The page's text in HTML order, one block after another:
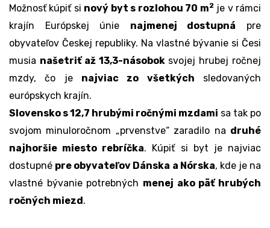
Možnosť kúpiť si nový byt s rozlohou 70 m2 je v rámci
krajín Európskej únie najmenej dostupná pre
obyvateľov Českej republiky. Na vlastné bývanie si Česi
musia našetriť až 13,3-násobok svojej hrubej ročnej
mzdy, čo je najviac zo všetkých sledovaných
európskych krajín.
Slovensko s 12,7 hrubými ročnými mzdami sa tak po
svojom minuloročnom „prvenstve“ zaradilo na druhé
najhoršie miesto rebríčka. Kúpiť si byt je najviac
dostupné pre obyvateľov Dánska a Nórska, kde je na
vlastné bývanie potrebných menej ako päť hrubých
ročných miezd.